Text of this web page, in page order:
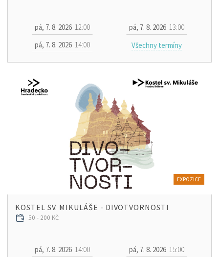
pá, 7. 8. 2026 12:00 pá, 7. 8. 2026 13:00
pá, 7. 8. 2026 14:00 Všechny termíny
EXPOZICE
KOSTEL SV. MIKULÁŠE - DIVOTVORNOSTI
50 - 200 KČ
pá, 7. 8. 2026 14:00 pá, 7. 8. 2026 15:00